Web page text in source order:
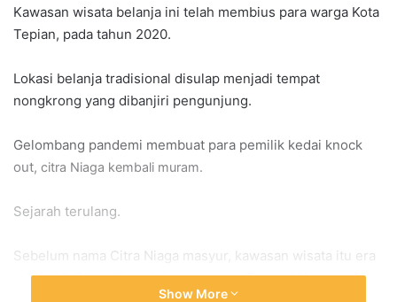
Kawasan wisata belanja ini telah membius para warga Kota
Tepian, pada tahun 2020.
Lokasi belanja tradisional disulap menjadi tempat
nongkrong yang dibanjiri pengunjung.
Gelombang pandemi membuat para pemilik kedai knock
out, citra Niaga kembali muram.
Sejarah terulang.
Sebelum nama Citra Niaga masyur, kawasan wisata itu era
tahun 60-70an dikenal dengan nama Taman Hiburan
Show More